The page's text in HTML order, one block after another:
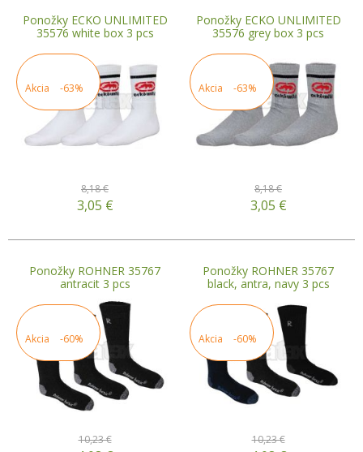
Ponožky ECKO UNLIMITED
35576 white box 3 pcs
Akcia -63%
8,18 €
3,05 €
Ponožky ECKO UNLIMITED
35576 grey box 3 pcs
Akcia -63%
8,18 €
3,05 €
Ponožky ROHNER 35767
antracit 3 pcs
Akcia -60%
10,23 €
Ponožky ROHNER 35767
black, antra, navy 3 pcs
Akcia -60%
10,23 €